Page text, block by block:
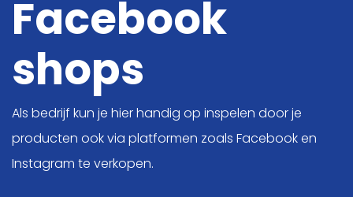
Projecten
Kennis
Over ons
Vacatures
Facebook
shops
Als bedrijf kun je hier handig op inspelen door je
producten ook via platformen zoals Facebook en
Instagram te verkopen.